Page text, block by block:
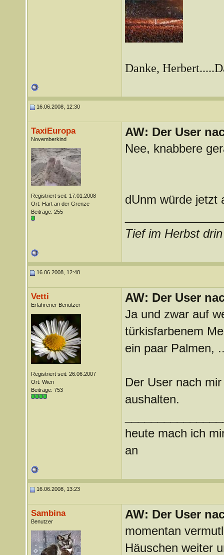
Danke,
16.06.2008, 12:30
TaxiEuropa
Novemberkind
Registriert seit: 17.01.2008
Ort: Hart an der Grenze
Beiträge: 255
AW: Der User
Nee, knabbere
dUnm würde jetzt
Tief im Herbst
16.06.2008, 12:48
Vetti
Erfahrener Benutzer
Registriert seit: 26.06.2007
Ort: Wien
Beiträge: 753
AW: Der User
Ja und zwar auf
türkisfarbenem
ein paar Palmen,
Der User nach
aushalten.
heute mach ich
an
16.06.2008, 13:23
Sambina
Benutzer
AW: Der User
momentan
Häuschen weiter